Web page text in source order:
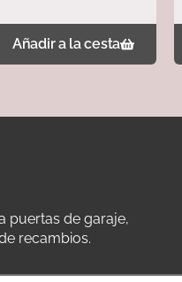
Añadir a la cesta
puertas de garaje,
recambios.